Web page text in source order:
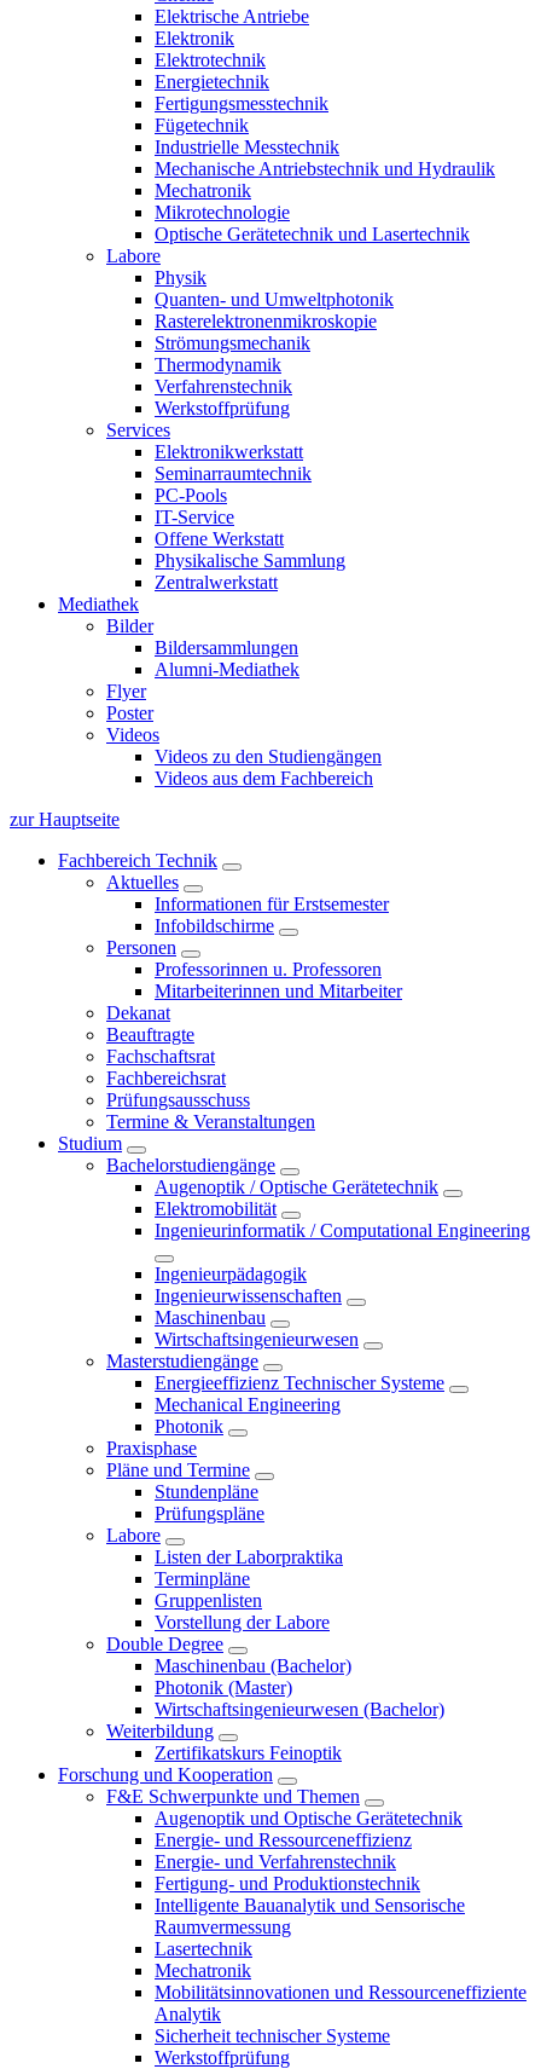
Elektrische Antriebe
Elektronik
Elektrotechnik
Energietechnik
Fertigungsmesstechnik
Fügetechnik
Industrielle Messtechnik
Mechanische Antriebstechnik und Hydraulik
Mechatronik
Mikrotechnologie
Optische Gerätetechnik und Lasertechnik
Labore
Physik
Quanten- und Umweltphotonik
Rasterelektronenmikroskopie
Strömungsmechanik
Thermodynamik
Verfahrenstechnik
Werkstoffprüfung
Services
Elektronikwerkstatt
Seminarraumtechnik
PC-Pools
IT-Service
Offene Werkstatt
Physikalische Sammlung
Zentralwerkstatt
Mediathek
Bilder
Bildersammlungen
Alumni-Mediathek
Flyer
Poster
Videos
Videos zu den Studiengängen
Videos aus dem Fachbereich
zur Hauptseite
Fachbereich Technik
Aktuelles
Informationen für Erstsemester
Infobildschirme
Personen
Professorinnen u. Professoren
Mitarbeiterinnen und Mitarbeiter
Dekanat
Beauftragte
Fachschaftsrat
Fachbereichsrat
Prüfungsausschuss
Termine & Veranstaltungen
Studium
Bachelorstudiengänge
Augenoptik / Optische Gerätetechnik
Elektromobilität
Ingenieurinformatik / Computational Engineering
Ingenieurpädagogik
Ingenieurwissenschaften
Maschinenbau
Wirtschaftsingenieurwesen
Masterstudiengänge
Energieeffizienz Technischer Systeme
Mechanical Engineering
Photonik
Praxisphase
Pläne und Termine
Stundenpläne
Prüfungspläne
Labore
Listen der Laborpraktika
Terminpläne
Gruppenlisten
Vorstellung der Labore
Double Degree
Maschinenbau (Bachelor)
Photonik (Master)
Wirtschaftsingenieurwesen (Bachelor)
Weiterbildung
Zertifikatskurs Feinoptik
Forschung und Kooperation
F&E Schwerpunkte und Themen
Augenoptik und Optische Gerätetechnik
Energie- und Ressourceneffizienz
Energie- und Verfahrenstechnik
Fertigung- und Produktionstechnik
Intelligente Bauanalytik und Sensorische
Raumvermessung
Lasertechnik
Mechatronik
Mobilitätsinnovationen und Ressourceneffiziente
Analytik
Sicherheit technischer Systeme
Werkstoffprüfung